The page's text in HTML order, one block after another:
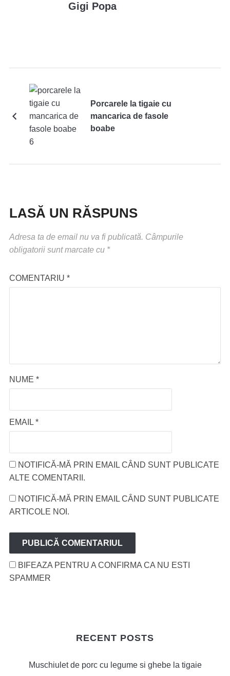
Gigi Popa
Porcarele la tigaie cu
mancarica de fasole
boabe
LASĂ UN RĂSPUNS
Adresa ta de email nu va fi publicată. Câmpurile
obligatorii sunt marcate cu *
COMENTARIU *
NUME *
EMAIL *
NOTIFICĂ-MĂ PRIN EMAIL CÂND SUNT PUBLICATE
ALTE COMENTARII.
NOTIFICĂ-MĂ PRIN EMAIL CÂND SUNT PUBLICATE
ARTICOLE NOI.
BIFEAZA PENTRU A CONFIRMA CA NU ESTI
SPAMMER
RECENT POSTS
Muschiulet de porc cu legume si ghebe la tigaie